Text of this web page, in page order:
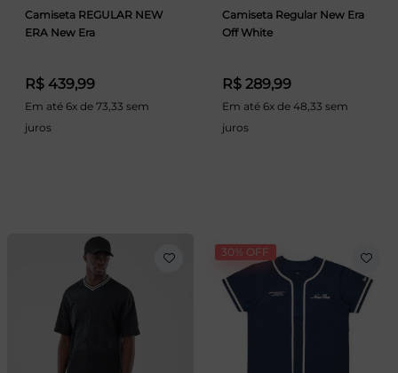
Camiseta REGULAR NEW
ERA New Era
R$ 439,99
Em até 6x de 73,33 sem
juros
Camiseta Regular New Era
Off White
R$ 289,99
Em até 6x de 48,33 sem
juros
30% OFF